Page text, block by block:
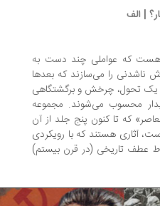
عواملی چند دست به
را می‌سازند که بعدها
چرخش و برگشتگاهی
محسوب می‌شوند. مجموعه
تا کنون پنج جلد از آن
هستند که با رویکردی
تاریخی (در قرن بیستم)